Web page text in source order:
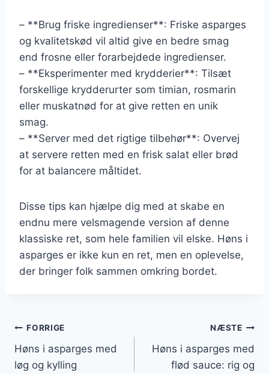
– **Brug friske ingredienser**: Friske asparges
og kvalitetskød vil altid give en bedre smag
end frosne eller forarbejdede ingredienser.
– **Eksperimenter med krydderier**: Tilsæt
forskellige krydderurter som timian, rosmarin
eller muskatnød for at give retten en unik
smag.
– **Server med det rigtige tilbehør**: Overvej
at servere retten med en frisk salat eller brød
for at balancere måltidet.
Disse tips kan hjælpe dig med at skabe en
endnu mere velsmagende version af denne
klassiske ret, som hele familien vil elske. Høns i
asparges er ikke kun en ret, men en oplevelse,
der bringer folk sammen omkring bordet.
Indlægsnavigation
FORRIGE
Høns i asparges med
løg og kylling
NÆSTE
Høns i asparges med
flød sauce: rig og